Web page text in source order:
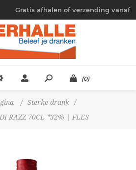
Gratis afhalen of verzending vanaf
€ 4,95
(0)
/ Sterke drank
/
RAZZ 70CL *32% | FLES